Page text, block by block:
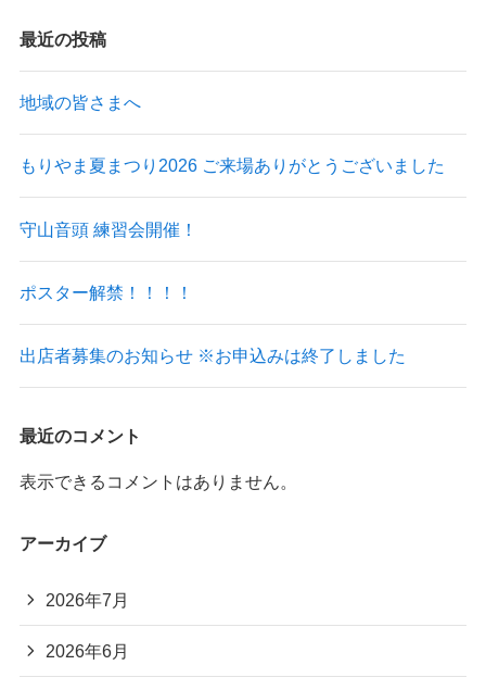
最近の投稿
地域の皆さまへ
もりやま夏まつり2026 ご来場ありがとうございました
守山音頭 練習会開催！
ポスター解禁！！！！
出店者募集のお知らせ ※お申込みは終了しました
最近のコメント
表示できるコメントはありません。
アーカイブ
2026年7月
2026年6月